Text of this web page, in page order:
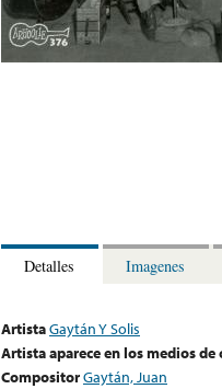
Detalles Imagenes
ArtistaGaytán Y Solis
Artista aparece en los medios
CompositorGaytán, Juan